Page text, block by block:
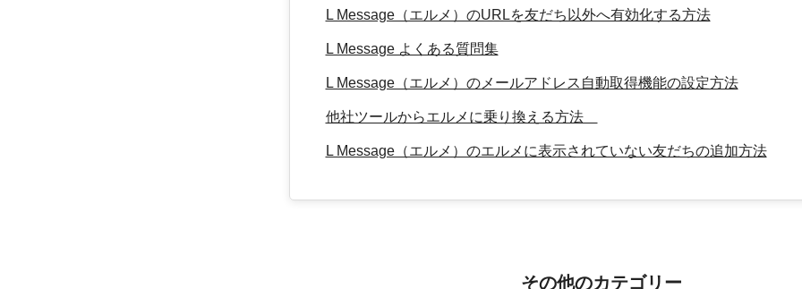
L Message（エルメ）のURLを友だち以外へ有効化する方法
L Message よくある質問集
L Message（エルメ）のメールアドレス自動取得機能の設定方法
他社ツールからエルメに乗り換える方法
L Message（エルメ）のエルメに表示されていない友だちの追加方法
その他のカテゴリー